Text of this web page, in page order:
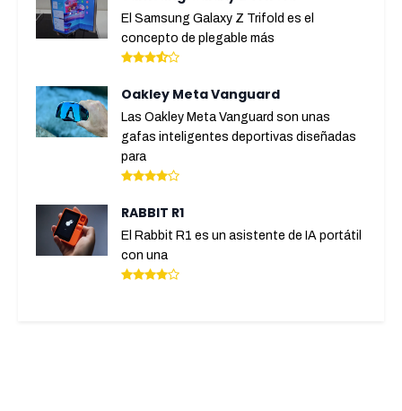
El Samsung Galaxy Z Trifold es el
concepto de plegable más
Oakley Meta Vanguard
Las Oakley Meta Vanguard son unas
gafas inteligentes deportivas diseñadas
para
RABBIT R1
El Rabbit R1 es un asistente de IA portátil
con una